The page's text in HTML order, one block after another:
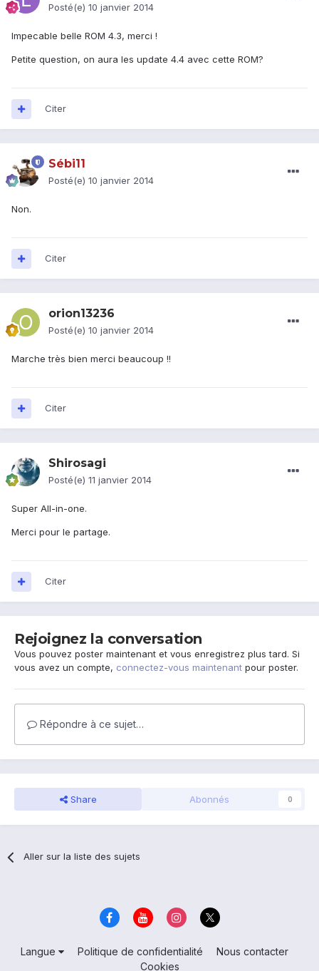
Posté(e) 10 janvier 2014
Impecable belle ROM 4.3, merci !
Petite question, on aura les update 4.4 avec cette ROM?
Citer
Sébi11
Posté(e) 10 janvier 2014
Non.
Citer
orion13236
Posté(e) 10 janvier 2014
Marche très bien merci beaucoup !!
Citer
Shirosagi
Posté(e) 11 janvier 2014
Super All-in-one.
Merci pour le partage.
Citer
Rejoignez la conversation
Vous pouvez poster maintenant et vous enregistrez plus tard. Si
vous avez un compte, connectez-vous maintenant pour poster.
Répondre à ce sujet…
Share Abonnés 0
Aller sur la liste des sujets
Langue Politique de confidentialité
Nous contacter
Cookies